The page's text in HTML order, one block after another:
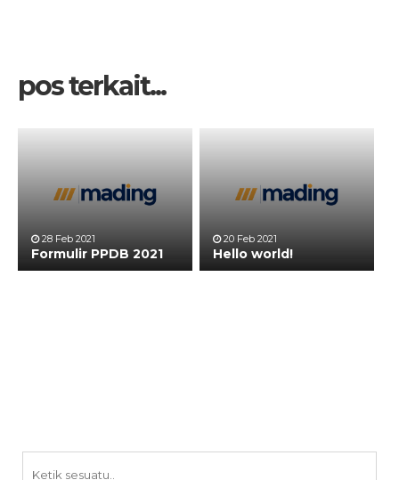
pos terkait...
28 Feb 2021
Formulir PPDB 2021
20 Feb 2021
Hello world!